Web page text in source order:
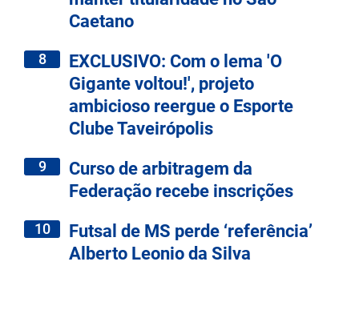
Caetano
8
EXCLUSIVO: Com o lema 'O
Gigante voltou!', projeto
ambicioso reergue o Esporte
Clube Taveirópolis
9
Curso de arbitragem da
Federação recebe inscrições
10
Futsal de MS perde ‘referência’
Alberto Leonio da Silva